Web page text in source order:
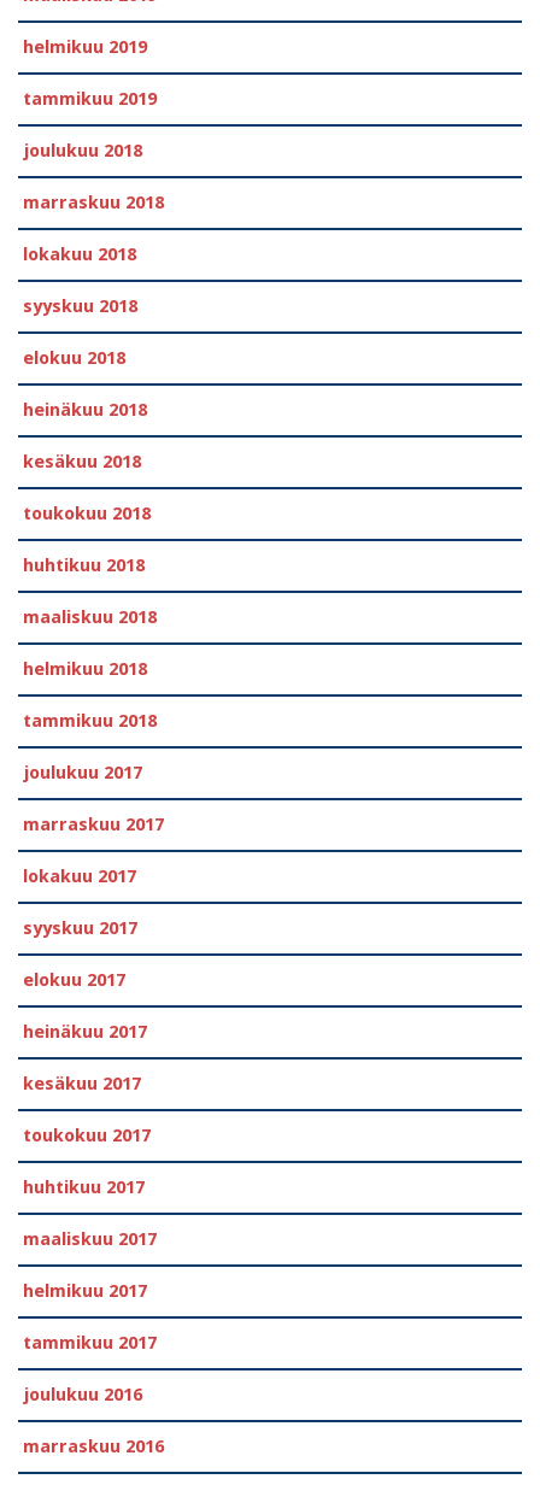
helmikuu 2019
tammikuu 2019
joulukuu 2018
marraskuu 2018
lokakuu 2018
syyskuu 2018
elokuu 2018
heinäkuu 2018
kesäkuu 2018
toukokuu 2018
huhtikuu 2018
maaliskuu 2018
helmikuu 2018
tammikuu 2018
joulukuu 2017
marraskuu 2017
lokakuu 2017
syyskuu 2017
elokuu 2017
heinäkuu 2017
kesäkuu 2017
toukokuu 2017
huhtikuu 2017
maaliskuu 2017
helmikuu 2017
tammikuu 2017
joulukuu 2016
marraskuu 2016